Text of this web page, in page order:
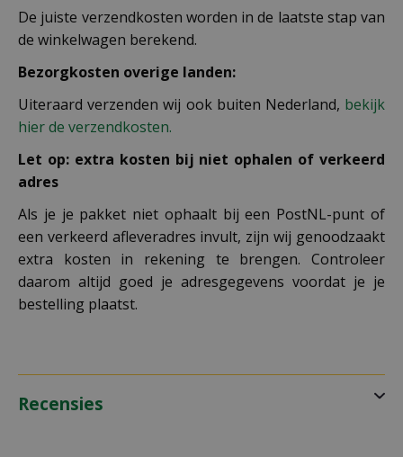
De juiste verzendkosten worden in de laatste stap van
de winkelwagen berekend.
Bezorgkosten overige landen:
Uiteraard verzenden wij ook buiten Nederland, bekijk
hier de verzendkosten.
Let op: extra kosten bij niet ophalen of verkeerd
adres
Als je je pakket niet ophaalt bij een PostNL-punt of
een verkeerd afleveradres invult, zijn wij genoodzaakt
extra kosten in rekening te brengen. Controleer
daarom altijd goed je adresgegevens voordat je je
bestelling plaatst.
Recensies